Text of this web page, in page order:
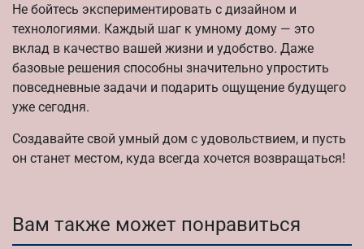
Не бойтесь экспериментировать с дизайном и
технологиями. Каждый шаг к умному дому — это
вклад в качество вашей жизни и удобство. Даже
базовые решения способны значительно упростить
повседневные задачи и подарить ощущение будущего
уже сегодня.
Создавайте свой умный дом с удовольствием, и пусть
он станет местом, куда всегда хочется возвращаться!
Вам также может понравиться